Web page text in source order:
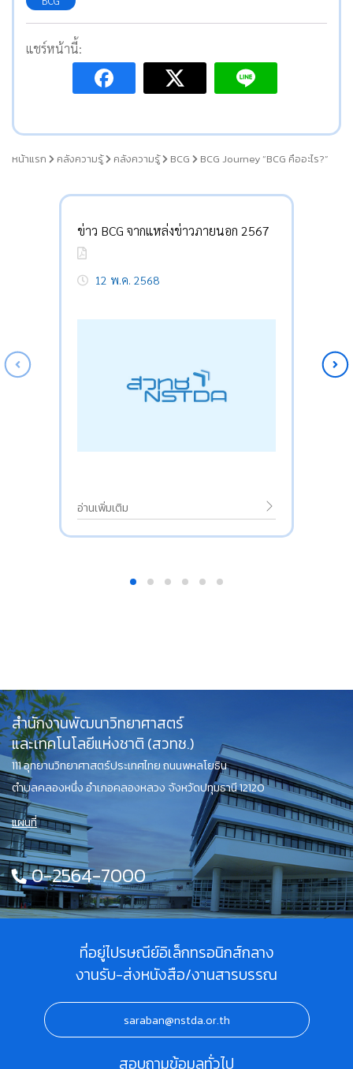
แชร์หน้านี้:
หน้าแรก คลังความรู้ คลังความรู้ BCG BCG Journey “BCG คืออะไร?”
ข่าว BCG จากแหล่งข่าวภายนอก 2567
12 พ.ค. 2568
อ่านเพิ่มเติม
สำนักงานพัฒนาวิทยาศาสตร์
และเทคโนโลยีแห่งชาติ (สวทช.)
111 อุทยานวิทยาศาสตร์ประเทศไทย ถนนพหลโยธิน
ตำบลคลองหนึ่ง อำเภอคลองหลวง จังหวัดปทุมธานี 12120
แผนที่
0-2564-7000
ที่อยู่ไปรษณีย์อิเล็กทรอนิกส์กลาง
งานรับ-ส่งหนังสือ/งานสารบรรณ
saraban@nstda.or.th
สอบถามข้อมูลทั่วไป